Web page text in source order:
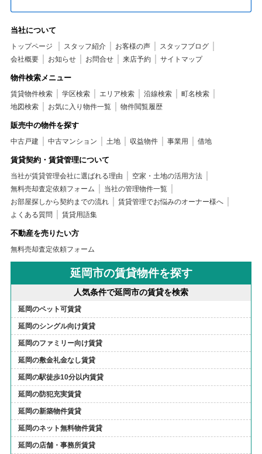
当社について
トップページ スタッフ紹介 お客様の声
スタッフブログ
会社概要
お知らせ お問合せ 来店予約 サイトマップ
物件検索メニュー
賃貸物件検索 学区検索 エリア検索 沿線検索
町名検索
地図検索
お気に入り物件一覧 物件閲覧履歴
販売中の物件を探す
中古戸建 中古マンション 土地 収益物件 事業用 借地
賃貸契約・賃貸管理について
当社が賃貸管理会社に選ばれる理由
空家・土地の活用方法
無料売却査定依頼フォーム
当社の管理物件一覧
お部屋探しから契約までの流れ
賃貸管理でお悩みのオーナー様へ
よくある質問
賃貸用語集
不動産を売りたい方
無料売却査定依頼フォーム
延岡市の賃貸物件を探す
人気条件で延岡市の賃貸を検索
延岡のペット可賃貸
延岡のシングル向け賃貸
延岡のファミリー向け賃貸
延岡の敷金礼金なし賃貸
延岡の駅徒歩10分以内賃貸
延岡の防犯充実賃貸
延岡の新築物件賃貸
延岡のネット無料物件賃貸
延岡の店舗・事務所賃貸